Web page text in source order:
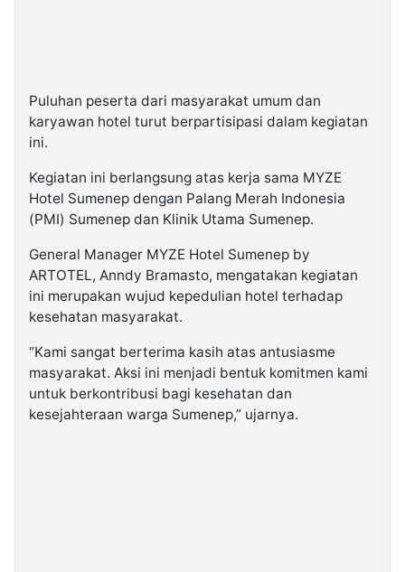
Puluhan peserta dari masyarakat umum dan
karyawan hotel turut berpartisipasi dalam kegiatan
ini.
Kegiatan ini berlangsung atas kerja sama MYZE
Hotel Sumenep dengan Palang Merah Indonesia
(PMI) Sumenep dan Klinik Utama Sumenep.
General Manager MYZE Hotel Sumenep by
ARTOTEL, Anndy Bramasto, mengatakan kegiatan
ini merupakan wujud kepedulian hotel terhadap
kesehatan masyarakat.
“Kami sangat berterima kasih atas antusiasme
masyarakat. Aksi ini menjadi bentuk komitmen kami
untuk berkontribusi bagi kesehatan dan
kesejahteraan warga Sumenep,” ujarnya.